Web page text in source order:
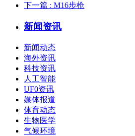
下一篇 : M16步枪
新闻资讯
新闻动态
海外资讯
科技资讯
人工智能
UF0资讯
媒体报道
体育动态
生物医学
气候环境